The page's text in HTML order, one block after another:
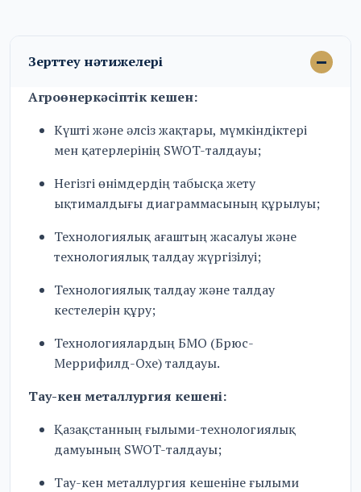
Зерттеу нәтижелері
Агроөнеркәсіптік кешен:
Күшті және әлсіз жақтары, мүмкіндіктері
мен қатерлерінің SWOT-талдауы;
Негізгі өнімдердің табысқа жету
ықтималдығы диаграммасының құрылуы;
Технологиялық ағаштың жасалуы және
технологиялық талдау жүргізілуі;
Технологиялық талдау және талдау
кестелерін құру;
Технологиялардың БМО (Брюс-
Меррифилд-Охе) талдауы.
Тау-кен металлургия кешені:
Қазақстанның ғылыми-технологиялық
дамуының SWOT-талдауы;
Тау-кен металлургия кешеніне ғылыми